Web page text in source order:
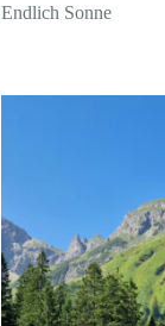
Endlich Sonne